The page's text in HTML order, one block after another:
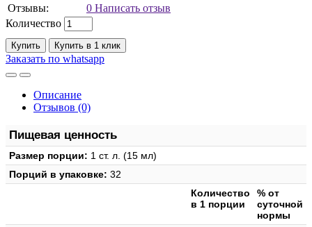
Отзывы:
0 Написать отзыв
Количество
Купить Купить в 1 клик
Заказать по whatsapp
Описание
Отзывов (0)
Пищевая ценность
Размер порции: 1 ст. л. (15 мл)
Порций в упаковке: 32
Количество
в 1 порции
% от
суточной
нормы